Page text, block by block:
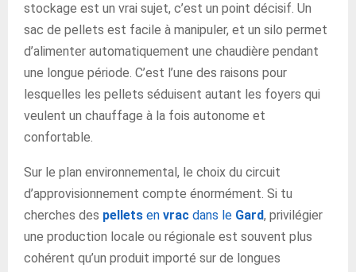
stockage est un vrai sujet, c’est un point décisif. Un
sac de pellets est facile à manipuler, et un silo permet
d’alimenter automatiquement une chaudière pendant
une longue période. C’est l’une des raisons pour
lesquelles les pellets séduisent autant les foyers qui
veulent un chauffage à la fois autonome et
confortable.
Sur le plan environnemental, le choix du circuit
d’approvisionnement compte énormément. Si tu
cherches des pellets en vrac dans le Gard, privilégier
une production locale ou régionale est souvent plus
cohérent qu’un produit importé sur de longues